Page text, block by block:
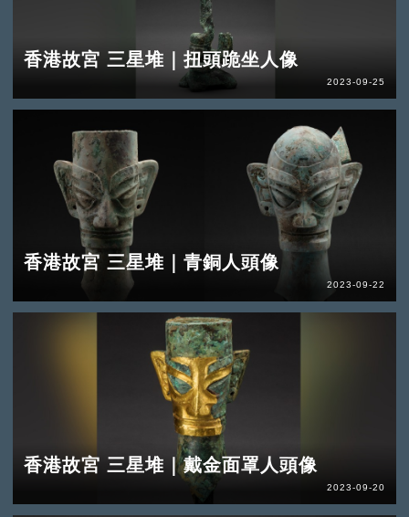
香港故宮 三星堆｜扭頭跪坐人像
2023-09-25
香港故宮 三星堆｜青銅人頭像
2023-09-22
香港故宮 三星堆｜戴金面罩人頭像
2023-09-20